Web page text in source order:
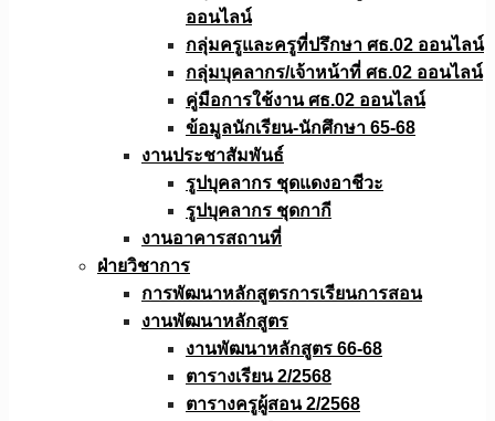
ออนไลน์
กลุ่มครูและครูที่ปรึกษา ศธ.02 ออนไลน์
กลุ่มบุคลากร/เจ้าหน้าที่ ศธ.02 ออนไลน์
คู่มือการใช้งาน ศธ.02 ออนไลน์
ข้อมูลนักเรียน-นักศึกษา 65-68
งานประชาสัมพันธ์
รูปบุคลากร ชุดแดงอาชีวะ
รูปบุคลากร ชุดกากี
งานอาคารสถานที่
ฝ่ายวิชาการ
การพัฒนาหลักสูตรการเรียนการสอน
งานพัฒนาหลักสูตร
งานพัฒนาหลักสูตร 66-68
ตารางเรียน 2/2568
ตารางครูผู้สอน 2/2568